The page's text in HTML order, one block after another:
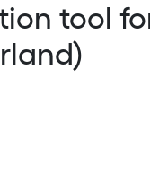
tool